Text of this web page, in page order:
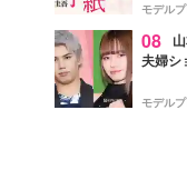
モデル
08
夫婦シ
モデル